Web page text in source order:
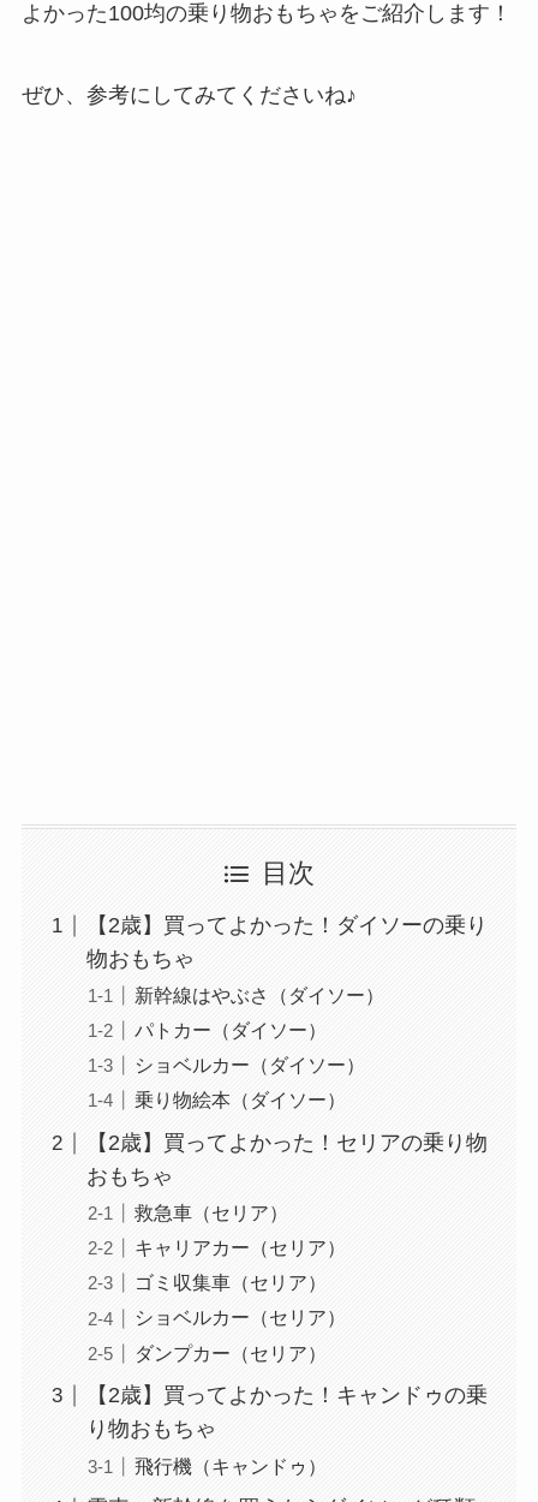
よかった100均の乗り物おもちゃをご紹介します！
ぜひ、参考にしてみてくださいね♪
目次
【2歳】買ってよかった！ダイソーの乗り
物おもちゃ
新幹線はやぶさ（ダイソー）
パトカー（ダイソー）
ショベルカー（ダイソー）
乗り物絵本（ダイソー）
【2歳】買ってよかった！セリアの乗り物
おもちゃ
救急車（セリア）
キャリアカー（セリア）
ゴミ収集車（セリア）
ショベルカー（セリア）
ダンプカー（セリア）
【2歳】買ってよかった！キャンドゥの乗
り物おもちゃ
飛行機（キャンドゥ）